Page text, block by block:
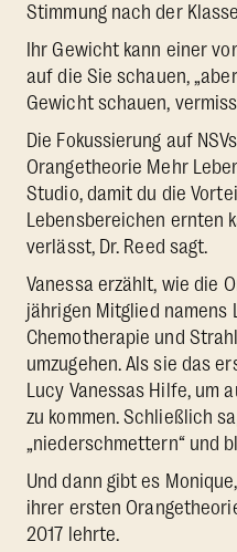
Stimmung nach der
Ihr Gewicht kann einer
auf die Sie schauen,
Gewicht schauen,
Die Fokussierung auf
Orangetheorie Mehr
Studio, damit du die
Lebensbereichen ernten
verlässt, Dr. Reed sagt.
Vanessa erzählt, wie die
jährigen Mitglied namens
Chemotherapie und
umzugehen. Als sie das
Lucy Vanessas Hilfe, um
zu kommen. Schließlich
„niederschmettern“ und
Und dann gibt es
ihrer ersten
2017 lehrte.